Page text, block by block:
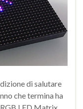
di salutare
che termina ha